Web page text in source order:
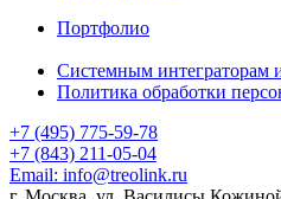
Портфолио
Системным интеграторам
Политика обработки
+7 (495) 775-59-78
+7 (843) 211-05-04
Email: info@treolink.ru